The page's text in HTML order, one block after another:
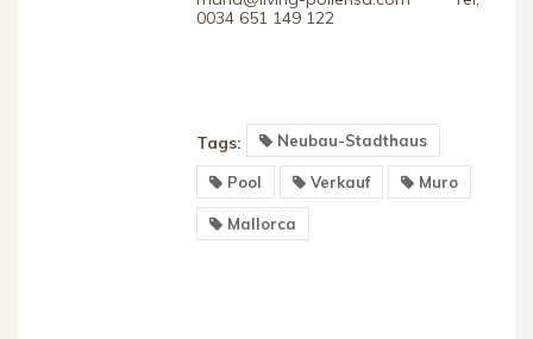
0034 651 149 122
Tags: Neubau-Stadthaus
Pool Verkauf Muro
Mallorca